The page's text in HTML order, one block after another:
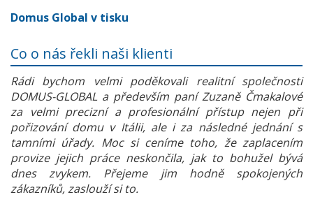
Domus Global v tisku
Co o nás řekli naši klienti
Rádi bychom velmi poděkovali realitní společnosti
DOMUS-GLOBAL a především paní Zuzaně Čmakalové
za velmi precizní a profesionální přístup nejen při
pořizování domu v Itálii, ale i za následné jednání s
tamními úřady. Moc si ceníme toho, že zaplacením
provize jejich práce neskončila, jak to bohužel bývá
dnes zvykem. Přejeme jim hodně spokojených
zákazníků, zaslouží si to.